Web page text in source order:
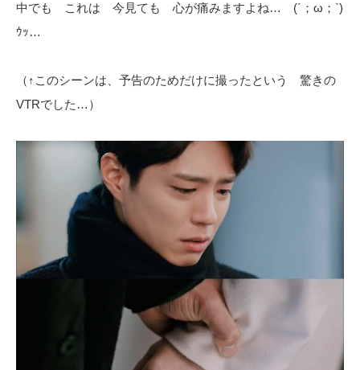
中でも これは 今見ても 心が痛みますよね… (´；ω；`)
ｳｯ…
（↑このシーンは、予告のためだけに撮ったという 驚きの
VTRでした…）